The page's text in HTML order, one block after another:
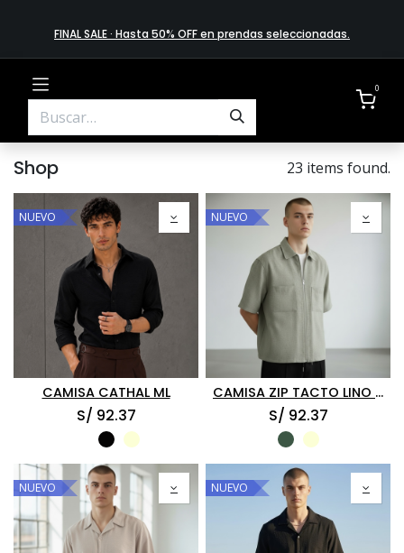
FINAL SALE · Hasta 50% OFF en prendas​ selecciona​das.
0
Shop 23 items found.
NUEVO
CAMISA CATHAL ML
S/ 92.37
NUEVO
CAMISA ZIP TACTO LINO MC
S/ 92.37
NUEVO NUEVO